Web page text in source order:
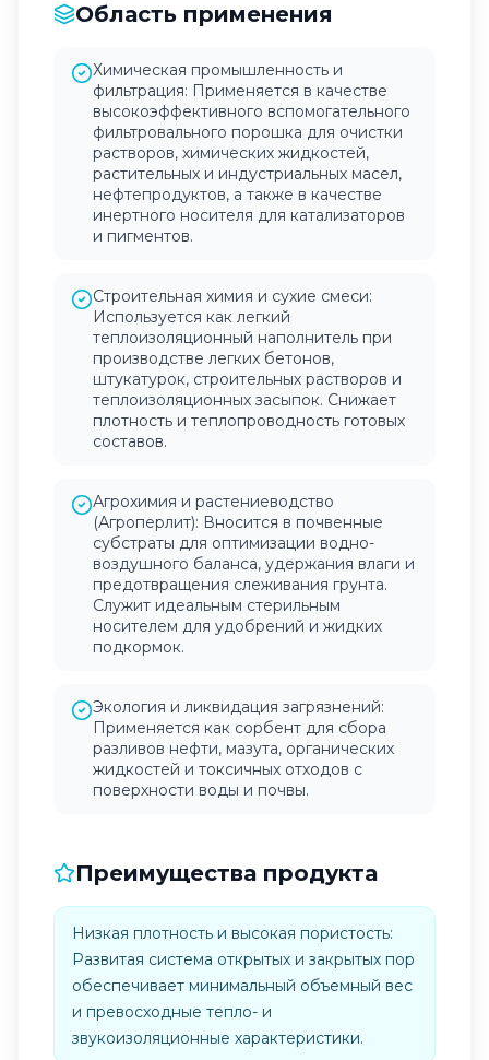
Область применения
Химическая промышленность и
фильтрация: Применяется в качестве
высокоэффективного вспомогательного
фильтровального порошка для очистки
растворов, химических жидкостей,
растительных и индустриальных масел,
нефтепродуктов, а также в качестве
инертного носителя для катализаторов
и пигментов.
Строительная химия и сухие смеси:
Используется как легкий
теплоизоляционный наполнитель при
производстве легких бетонов,
штукатурок, строительных растворов и
теплоизоляционных засыпок. Снижает
плотность и теплопроводность готовых
составов.
Агрохимия и растениеводство
(Агроперлит): Вносится в почвенные
субстраты для оптимизации водно-
воздушного баланса, удержания влаги и
предотвращения слеживания грунта.
Служит идеальным стерильным
носителем для удобрений и жидких
подкормок.
Экология и ликвидация загрязнений:
Применяется как сорбент для сбора
разливов нефти, мазута, органических
жидкостей и токсичных отходов с
поверхности воды и почвы.
Преимущества продукта
Низкая плотность и высокая пористость:
Развитая система открытых и закрытых пор
обеспечивает минимальный объемный вес
и превосходные тепло- и
звукоизоляционные характеристики.